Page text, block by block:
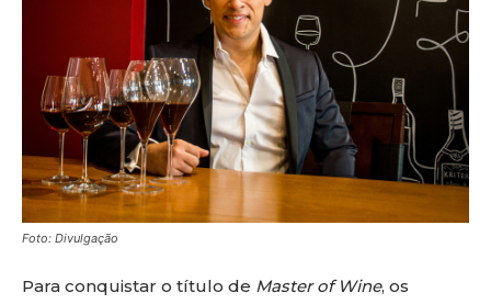
Foto: Divulgação
Para conquistar o título de Master of Wine, os